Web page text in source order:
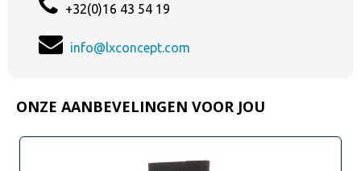
+32(0)16 43 54 19
info@lxconcept.com
ONZE AANBEVELINGEN VOOR JOU